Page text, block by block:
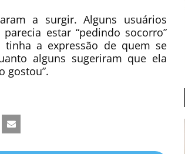
a surgir. Alguns usuários
estar “pedindo socorro”
a expressão de quem se
alguns sugeriram que ela
gostou”.